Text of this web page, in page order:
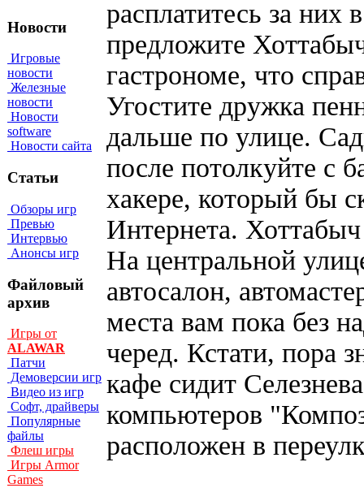
Новости
Игровые
новости
Железные
новости
Новости
software
Новости сайта
Статьи
Обзоры игр
Превью
Интервью
Анонсы игр
Файловый
архив
Игры от
ALAWAR
Патчи
Демоверсии игр
Видео из игр
Софт, драйверы
Популярные
файлы
Флеш игры
Игры Armor
Games
расплатитесь за них
предложите
гастрономе, что
Угостите дружка
дальше по улице.
после потолкуйте с
хакере, который бы
Интернета. Хоттабыч
На центральной
автосалон,
места вам пока без
черед. Кстати, пора
кафе сидит
компьютеров
расположен в